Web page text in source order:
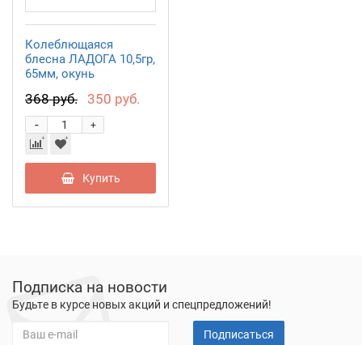
Колеблющаяся
блесна ЛАДОГА 10,5гр,
65мм, окунь
368 руб. 350 руб.
+
-
Купить
Подписка на новости
Будьте в курсе новых акций и спецпредложений!
Подписаться